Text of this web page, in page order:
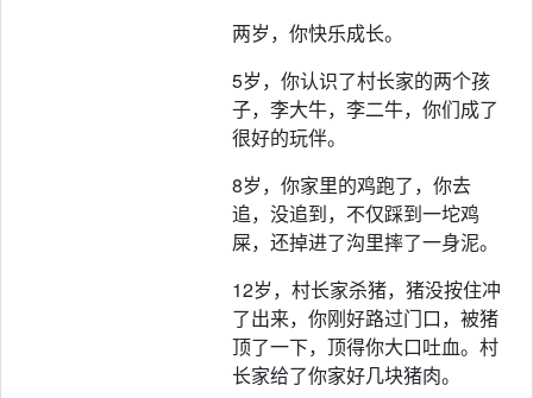
两岁，你快乐成长。
5岁，你认识了村长家的两个孩
子，李大牛，李二牛，你们成了
很好的玩伴。
8岁，你家里的鸡跑了，你去
追，没追到，不仅踩到一坨鸡
屎，还掉进了沟里摔了一身泥。
12岁，村长家杀猪，猪没按住冲
了出来，你刚好路过门口，被猪
顶了一下，顶得你大口吐血。村
长家给了你家好几块猪肉。